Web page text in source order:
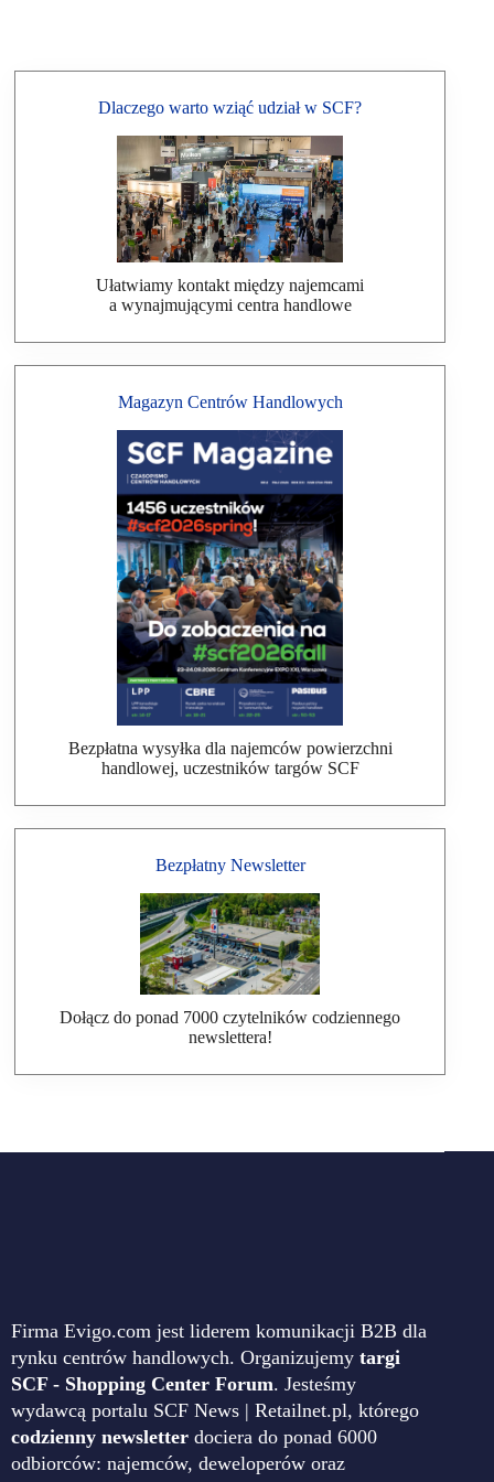
Dlaczego warto wziąć udział w SCF?
Ułatwiamy kontakt między najemcami
a wynajmującymi centra handlowe
Magazyn Centrów Handlowych
Bezpłatna wysyłka dla najemców powierzchni
handlowej, uczestników targów SCF
Bezpłatny Newsletter
Dołącz do ponad 7000 czytelników codziennego
newslettera!
Firma Evigo.com jest liderem komunikacji B2B dla
rynku centrów handlowych. Organizujemy targi
SCF - Shopping Center Forum. Jesteśmy
wydawcą portalu SCF News | Retailnet.pl, którego
codzienny newsletter dociera do ponad 6000
odbiorców: najemców, deweloperów oraz